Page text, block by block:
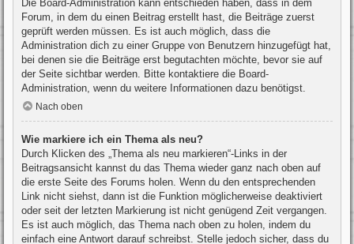
Die Board-Administration kann entschieden haben, dass in dem
Forum, in dem du einen Beitrag erstellt hast, die Beiträge zuerst
geprüft werden müssen. Es ist auch möglich, dass die
Administration dich zu einer Gruppe von Benutzern hinzugefügt hat,
bei denen sie die Beiträge erst begutachten möchte, bevor sie auf
der Seite sichtbar werden. Bitte kontaktiere die Board-
Administration, wenn du weitere Informationen dazu benötigst.
Nach oben
Wie markiere ich ein Thema als neu?
Durch Klicken des „Thema als neu markieren“-Links in der
Beitragsansicht kannst du das Thema wieder ganz nach oben auf
die erste Seite des Forums holen. Wenn du den entsprechenden
Link nicht siehst, dann ist die Funktion möglicherweise deaktiviert
oder seit der letzten Markierung ist nicht genügend Zeit vergangen.
Es ist auch möglich, das Thema nach oben zu holen, indem du
einfach eine Antwort darauf schreibst. Stelle jedoch sicher, dass du